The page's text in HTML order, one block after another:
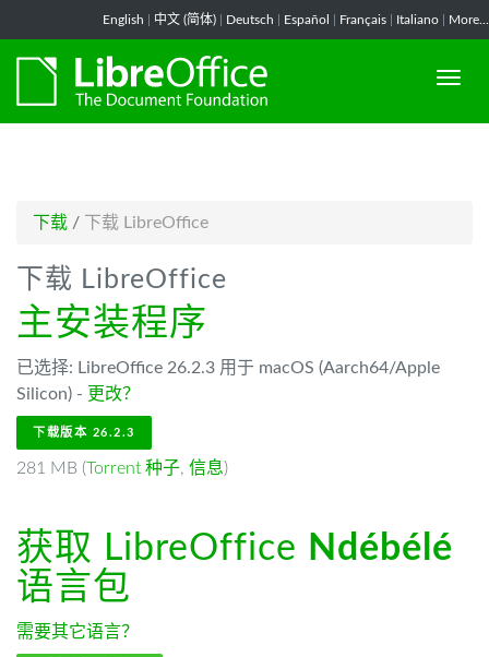
English 中文 (简体) Deutsch Español Français Italiano More...
下载 / 下载 LibreOffice
下载 LibreOffice
主安装程序
已选择: LibreOffice 26.2.3 用于 macOS (Aarch64/Apple
Silicon) - 更改？
下载版本 26.2.3
281 MB (Torrent 种子, 信息)
获取 LibreOffice Ndébélé
语言包
需要其它语言？